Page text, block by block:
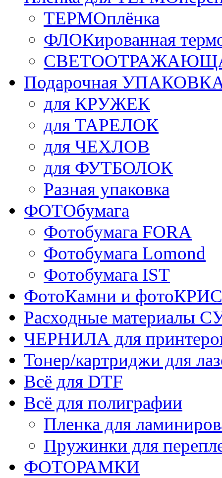
ТЕРМОплёнка
ФЛОКированная
Подарочная
для КРУЖЕК
для ТАРЕЛОК
для ЧЕХЛОВ
для ФУТБОЛОК
Разная упаковка
ФОТОбумага
Фотобумага FORA
Фотобумага Lomond
Фотобумага IST
ФотоКамни и
Расходные
ЧЕРНИЛА для
Тонер/картриджи для
Всё для DTF
Всё для полиграфии
Пленка для
Пружинки для
ФОТОРАМКИ